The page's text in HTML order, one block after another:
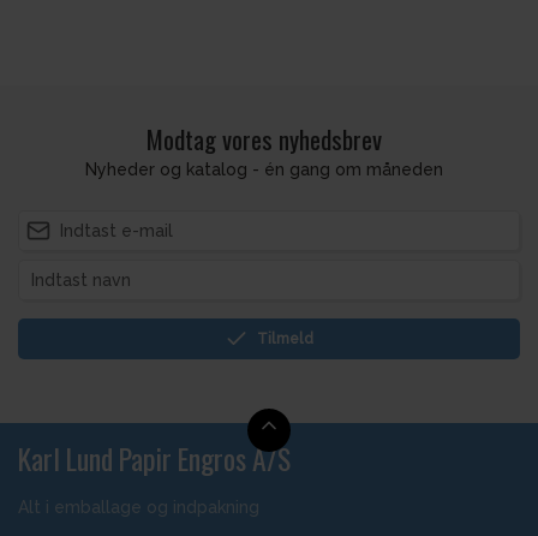
Modtag vores nyhedsbrev
Nyheder og katalog - én gang om måneden
Tilmeld
Karl Lund Papir Engros A/S
Alt i emballage og indpakning